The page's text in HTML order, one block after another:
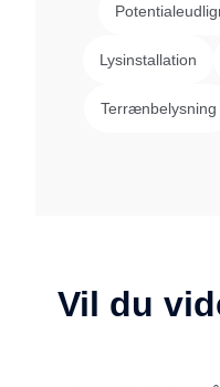
Lysinstallation
Terrænbelysning
Vil du